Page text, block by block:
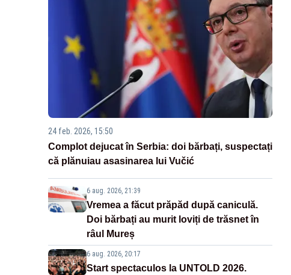
24 feb. 2026, 15:50
Complot dejucat în Serbia: doi bărbați, suspectați
că plănuiau asasinarea lui Vučić
6 aug. 2026, 21:39
Vremea a făcut prăpăd după caniculă.
Doi bărbați au murit loviți de trăsnet în
râul Mureș
6 aug. 2026, 20:17
Start spectaculos la UNTOLD 2026.